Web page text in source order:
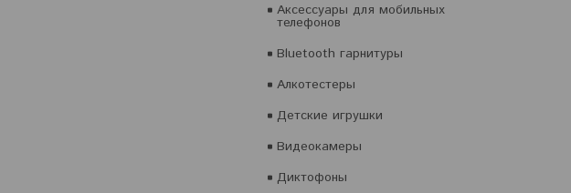
Аксессуары для мобильных
телефонов
Bluetooth гарнитуры
Алкотестеры
Детские игрушки
Видеокамеры
Диктофоны